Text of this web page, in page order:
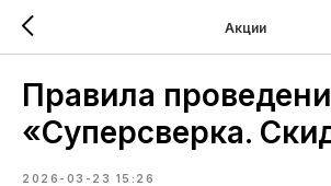
Акции
Правила
«Суперсверка.
2026-03-23 15:26